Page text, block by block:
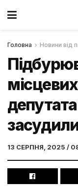
Головна Новини від
13 СЕРПНЯ, 2025 /